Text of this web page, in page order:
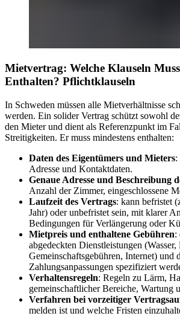
Mietvertrag: Welche Klauseln
Enthalten? Pflichtklauseln
In Schweden müssen alle Mietverhältnisse
werden. Ein solider Vertrag schützt sowohl
den Mieter und dient als Referenzpunkt im
Streitigkeiten. Er muss mindestens enthalten:
Daten des Eigentümers und Mieters:
Adresse und Kontaktdaten.
Genaue Adresse und Beschreibung
Anzahl der Zimmer, eingeschlossene
Laufzeit des Vertrags: kann befristet
Jahr) oder unbefristet sein, mit klarer
Bedingungen für Verlängerung oder
Mietpreis und enthaltene Gebühren:
abgedeckten Dienstleistungen
Gemeinschaftsgebühren, Internet) und
Zahlungsanpassungen spezifiziert
Verhaltensregeln: Regeln zu Lärm,
gemeinschaftlicher Bereiche, Wartung
Verfahren bei vorzeitiger
melden ist und welche Fristen